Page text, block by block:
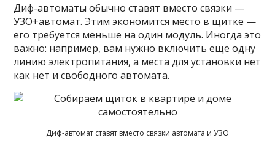
Диф-автоматы обычно ставят вместо связки —
УЗО+автомат. Этим экономится место в щитке —
его требуется меньше на один модуль. Иногда это
важно: например, вам нужно включить еще одну
линию электропитания, а места для установки нет
как нет и свободного автомата.
Диф-автомат ставят вместо связки автомата и УЗО